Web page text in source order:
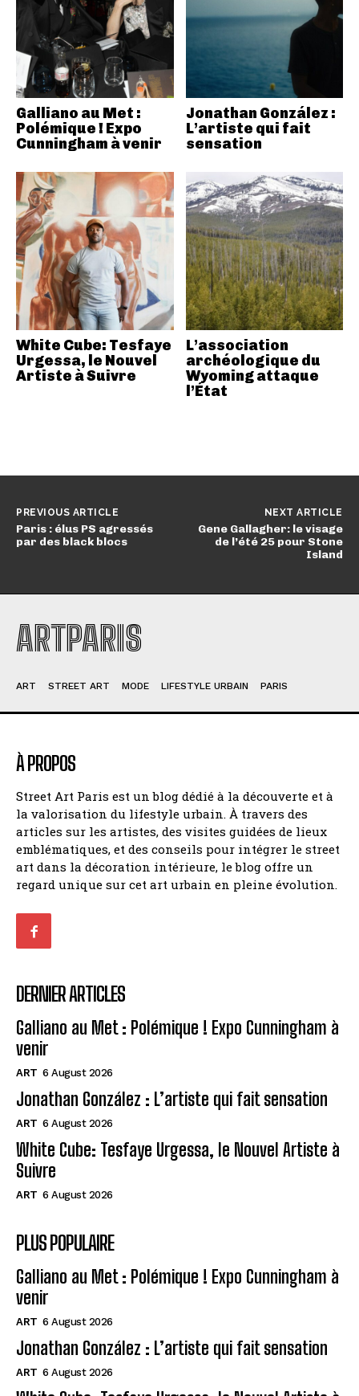
Galliano au Met :
Polémique ! Expo
Cunningham à venir
Jonathan González :
L’artiste qui fait
sensation
White Cube: Tesfaye
Urgessa, le Nouvel
Artiste à Suivre
L’association
archéologique du
Wyoming attaque
l’État
PREVIOUS ARTICLE
Paris : élus PS agressés
par des black blocs
NEXT ARTICLE
Gene Gallagher: le visage
de l’été 25 pour Stone
Island
ARTPARIS
ART STREET ART MODE LIFESTYLE URBAIN PARIS
À PROPOS
Street Art Paris est un blog dédié à la découverte et à
la valorisation du lifestyle urbain. À travers des
articles sur les artistes, des visites guidées de lieux
emblématiques, et des conseils pour intégrer le street
art dans la décoration intérieure, le blog offre un
regard unique sur cet art urbain en pleine évolution.
DERNIER ARTICLES
Galliano au Met : Polémique ! Expo Cunningham à
venir
ART 6 August 2026
Jonathan González : L’artiste qui fait sensation
ART 6 August 2026
White Cube: Tesfaye Urgessa, le Nouvel Artiste à
Suivre
ART 6 August 2026
PLUS POPULAIRE
Galliano au Met : Polémique ! Expo Cunningham à
venir
ART 6 August 2026
Jonathan González : L’artiste qui fait sensation
ART 6 August 2026